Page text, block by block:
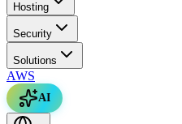
Hosting
Security
Solutions
AWS
AI